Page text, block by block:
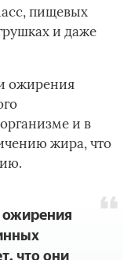
пищевых
и даже
ожирения
и в
жира, что
ожирения
что они